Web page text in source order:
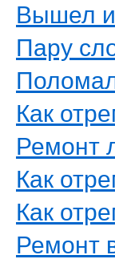
Вышел
Пару
Как
Ремонт
Как
Как
Ремонт